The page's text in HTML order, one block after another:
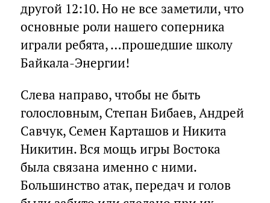
другой 12:10. Но не все заметили, что
основные роли нашего соперника
играли ребята, …прошедшие школу
Байкала-Энергии!
Слева направо, чтобы не быть
голословным, Степан Бибаев, Андрей
Савчук, Семен Карташов и Никита
Никитин. Вся мощь игры Востока
была связана именно с ними.
Большинство атак, передач и голов